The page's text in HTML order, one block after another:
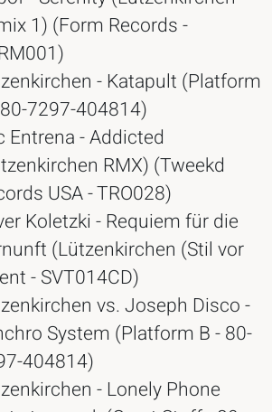
1) (Form Records -
- Katapult (Platform
7297-404814)
Entrena - Addicted
RMX) (Tweekd
USA - TRO028)
Koletzki - Requiem für die
(Lützenkirchen (Stil vor
- SVT014CD)
vs. Joseph Disco -
System (Platform B - 80-
404814)
- Lonely Phone